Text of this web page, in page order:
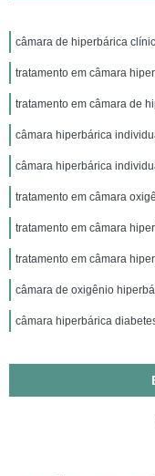
câmara de hiperbárica
tratamento em câmara
tratamento em câmara de
câmara hiperbárica
câmara hiperbárica
tratamento em câmara
tratamento em câmara
tratamento em câmara
câmara de oxigênio
câmara hiperbárica